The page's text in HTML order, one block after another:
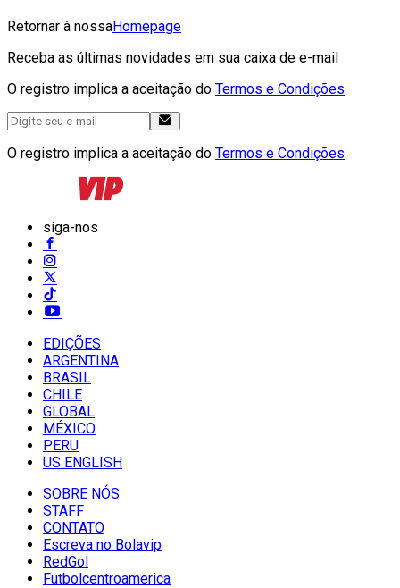
Retornar à nossaHomepage
Receba as últimas novidades em sua caixa de e-mail
O registro implica a aceitação do Termos e Condições
O registro implica a aceitação do Termos e Condições
siga-nos
EDIÇÕES
ARGENTINA
BRASIL
CHILE
GLOBAL
MÉXICO
PERU
US ENGLISH
SOBRE NÓS
STAFF
CONTATO
Escreva no Bolavip
RedGol
Futbolcentroamerica